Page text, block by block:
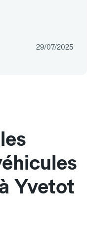
29/07/2025
Yvetot